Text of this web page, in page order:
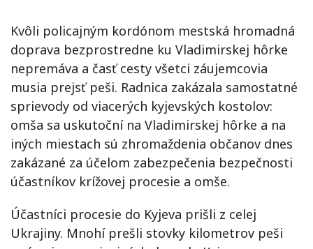
Kvôli policajným kordónom mestská hromadná
doprava bezprostredne ku Vladimirskej hôrke
nepremáva a časť cesty všetci záujemcovia
musia prejsť peši. Radnica zakázala samostatné
sprievody od viacerých kyjevských kostolov:
omša sa uskutoční na Vladimirskej hôrke a na
iných miestach sú zhromaždenia občanov dnes
zakázané za účelom zabezpečenia bezpečnosti
účastníkov krížovej procesie a omše.
Účastníci procesie do Kyjeva prišli z celej
Ukrajiny. Mnohí prešli stovky kilometrov peši